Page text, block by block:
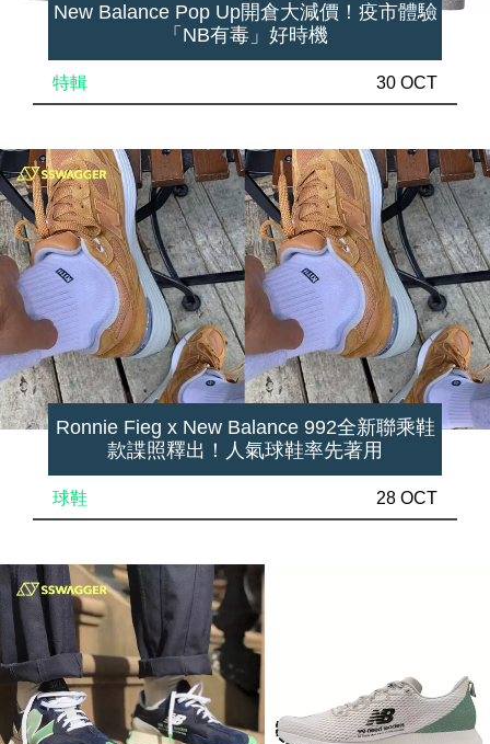
New Balance Pop Up開倉大減價！疫市體驗
「NB有毒」好時機
特輯 30 OCT
Ronnie Fieg x New Balance 992全新聯乘鞋
款諜照釋出！人氣球鞋率先著用
球鞋 28 OCT